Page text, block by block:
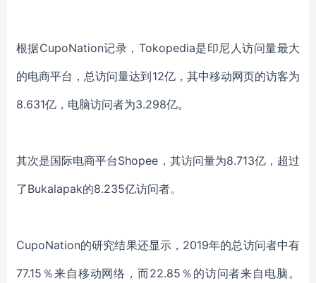
根据CupoNation记录，Tokopedia是印尼人访问量最大
的电商平台，总访问量达到12亿，其中移动网页的访客为
8.631亿，电脑访问者为3.298亿。
其次是国际电商平台Shopee，其访问量为8.713亿，超过
了Bukalapak的8.235亿访问者。
CupoNation的研究结果还显示，2019年的总访问者中有
77.15％来自移动网络，而22.85％的访问者来自电脑。